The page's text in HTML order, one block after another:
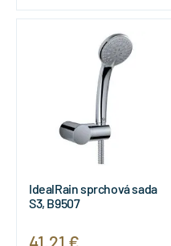
IdealRain sprchová sada
S3, B9507